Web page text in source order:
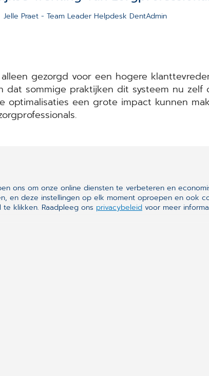
Jelle Praet - Team Leader Helpdesk DentAdmin
gezorgd voor een hogere
dat sommige praktijken dit systeem nu zelf
optimalisaties een grote impact kunnen
ons om onze online diensten te verbeteren en
en deze instellingen op elk moment oproepen en ook
klikken. Raadpleeg ons privacybeleid voor meer